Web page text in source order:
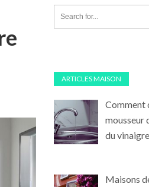
ARTICLES MAISON
Comment
mousseur
du
Maisons